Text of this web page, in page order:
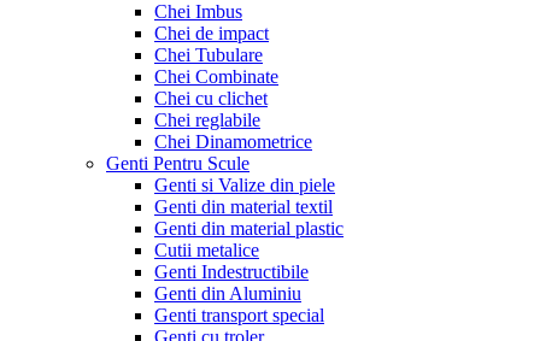
Chei Imbus
Chei de impact
Chei Tubulare
Chei Combinate
Chei cu clichet
Chei reglabile
Chei Dinamometrice
Genti Pentru Scule
Genti si Valize din piele
Genti din material textil
Genti din material plastic
Cutii metalice
Genti Indestructibile
Genti din Aluminiu
Genti transport special
Genti cu troler